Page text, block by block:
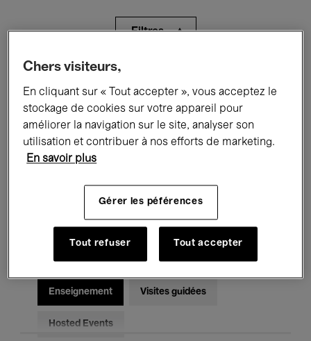
Filtres
Expositions Films Performances
Rencontres & Débats Jazz
Musique électronique
Pour tous Kids’ Palace
Enseignement Visites guidées
Hosted Events
Chers visiteurs,
En cliquant sur « Tout accepter », vous acceptez le
stockage de cookies sur votre appareil pour
améliorer la navigation sur le site, analyser son
utilisation et contribuer à nos efforts de marketing.
En savoir plus
Gérer les péférences
Tout refuser Tout accepter